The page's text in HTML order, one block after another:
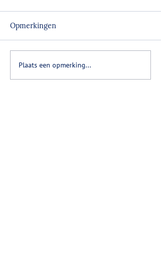
Kleine gelukjes
Opmerkingen
Plaats een opmerking...